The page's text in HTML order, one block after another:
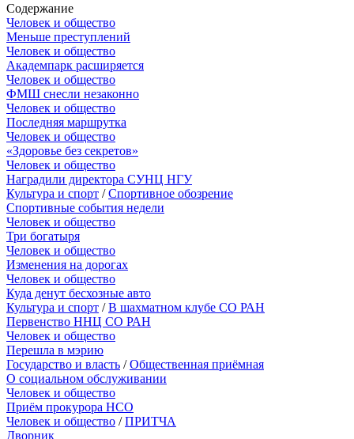
Содержание
Человек и общество
Меньше преступлений
Человек и общество
Академпарк расширяется
Человек и общество
ФМШ снесли незаконно
Человек и общество
Последняя маршрутка
Человек и общество
«Здоровье без секретов»
Человек и общество
Наградили директора СУНЦ НГУ
Культура и спорт /Спортивное обозрение
Спортивные события недели
Человек и общество
Три богатыря
Человек и общество
Изменения на дорогах
Человек и общество
Куда денут бесхозные авто
Культура и спорт /В шахматном клубе СО РАН
Первенство ННЦ СО РАН
Человек и общество
Перешла в мэрию
Государство и власть /Общественная приёмная
О социальном обслуживании
Человек и общество
Приём прокурора НСО
Человек и общество /ПРИТЧА
Дворник